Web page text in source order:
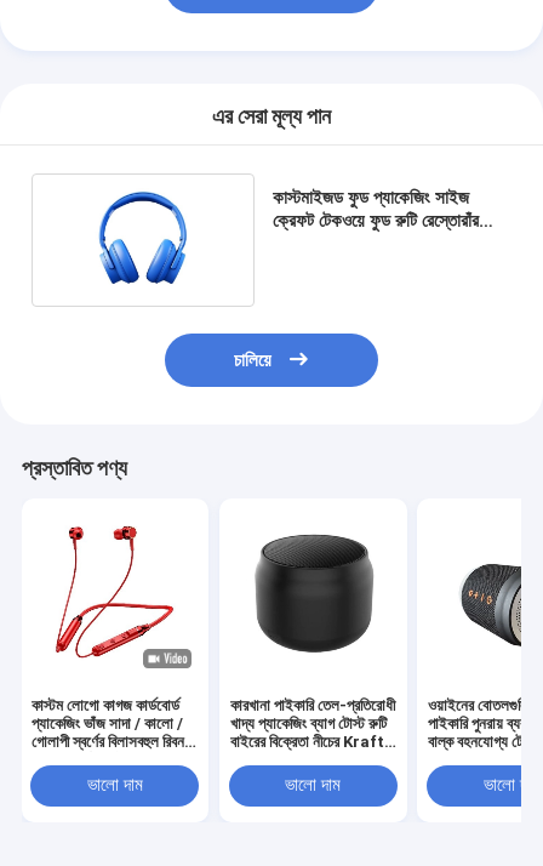
এর সেরা মূল্য পান
কাস্টমাইজড ফুড প্যাকেজিং সাইজ
ক্রেফট টেকওয়ে ফুড রুটি রেস্তোরাঁর
চালিয়ে
প্রস্তাবিত পণ্য
কাস্টম লোগো কাগজ কার্ডবোর্ড
প্যাকেজিং ভাঁজ সাদা / কালো /
গোলাপী স্বর্ণের বিলাসবহুল রিবন
ভালো দাম
কারখানা পাইকারি তেল-প্রতিরোধী
খাদ্য প্যাকেজিং ব্যাগ টোস্ট রুটি
বাইরের বিক্রেতা নীচের Kraft
ভালো দাম
ওয়াইনের বোতলগুলির
পাইকারি পুনরায়
বাল্ক বহনযোগ্য টোট
ভালো দাম